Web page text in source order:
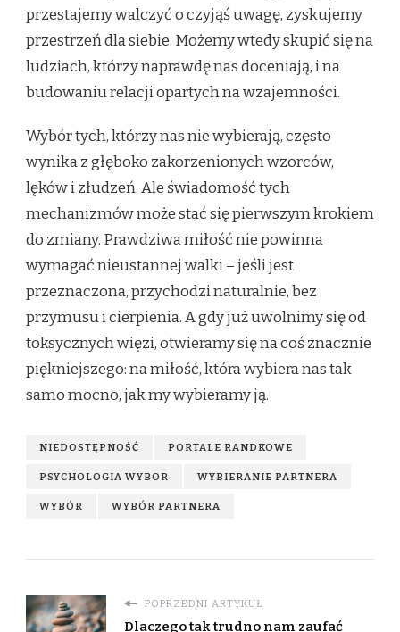
przestajemy walczyć o czyjąś uwagę, zyskujemy
przestrzeń dla siebie. Możemy wtedy skupić się na
ludziach, którzy naprawdę nas doceniają, i na
budowaniu relacji opartych na wzajemności.
Wybór tych, którzy nas nie wybierają, często
wynika z głęboko zakorzenionych wzorców,
lęków i złudzeń. Ale świadomość tych
mechanizmów może stać się pierwszym krokiem
do zmiany. Prawdziwa miłość nie powinna
wymagać nieustannej walki – jeśli jest
przeznaczona, przychodzi naturalnie, bez
przymusu i cierpienia. A gdy już uwolnimy się od
toksycznych więzi, otwieramy się na coś znacznie
piękniejszego: na miłość, która wybiera nas tak
samo mocno, jak my wybieramy ją.
NIEDOSTĘPNOŚĆ PORTALE RANDKOWE
PSYCHOLOGIA WYBOR WYBIERANIE PARTNERA
WYBÓR WYBÓR PARTNERA
POPRZEDNI ARTYKUŁ
Dlaczego tak trudno nam zaufać